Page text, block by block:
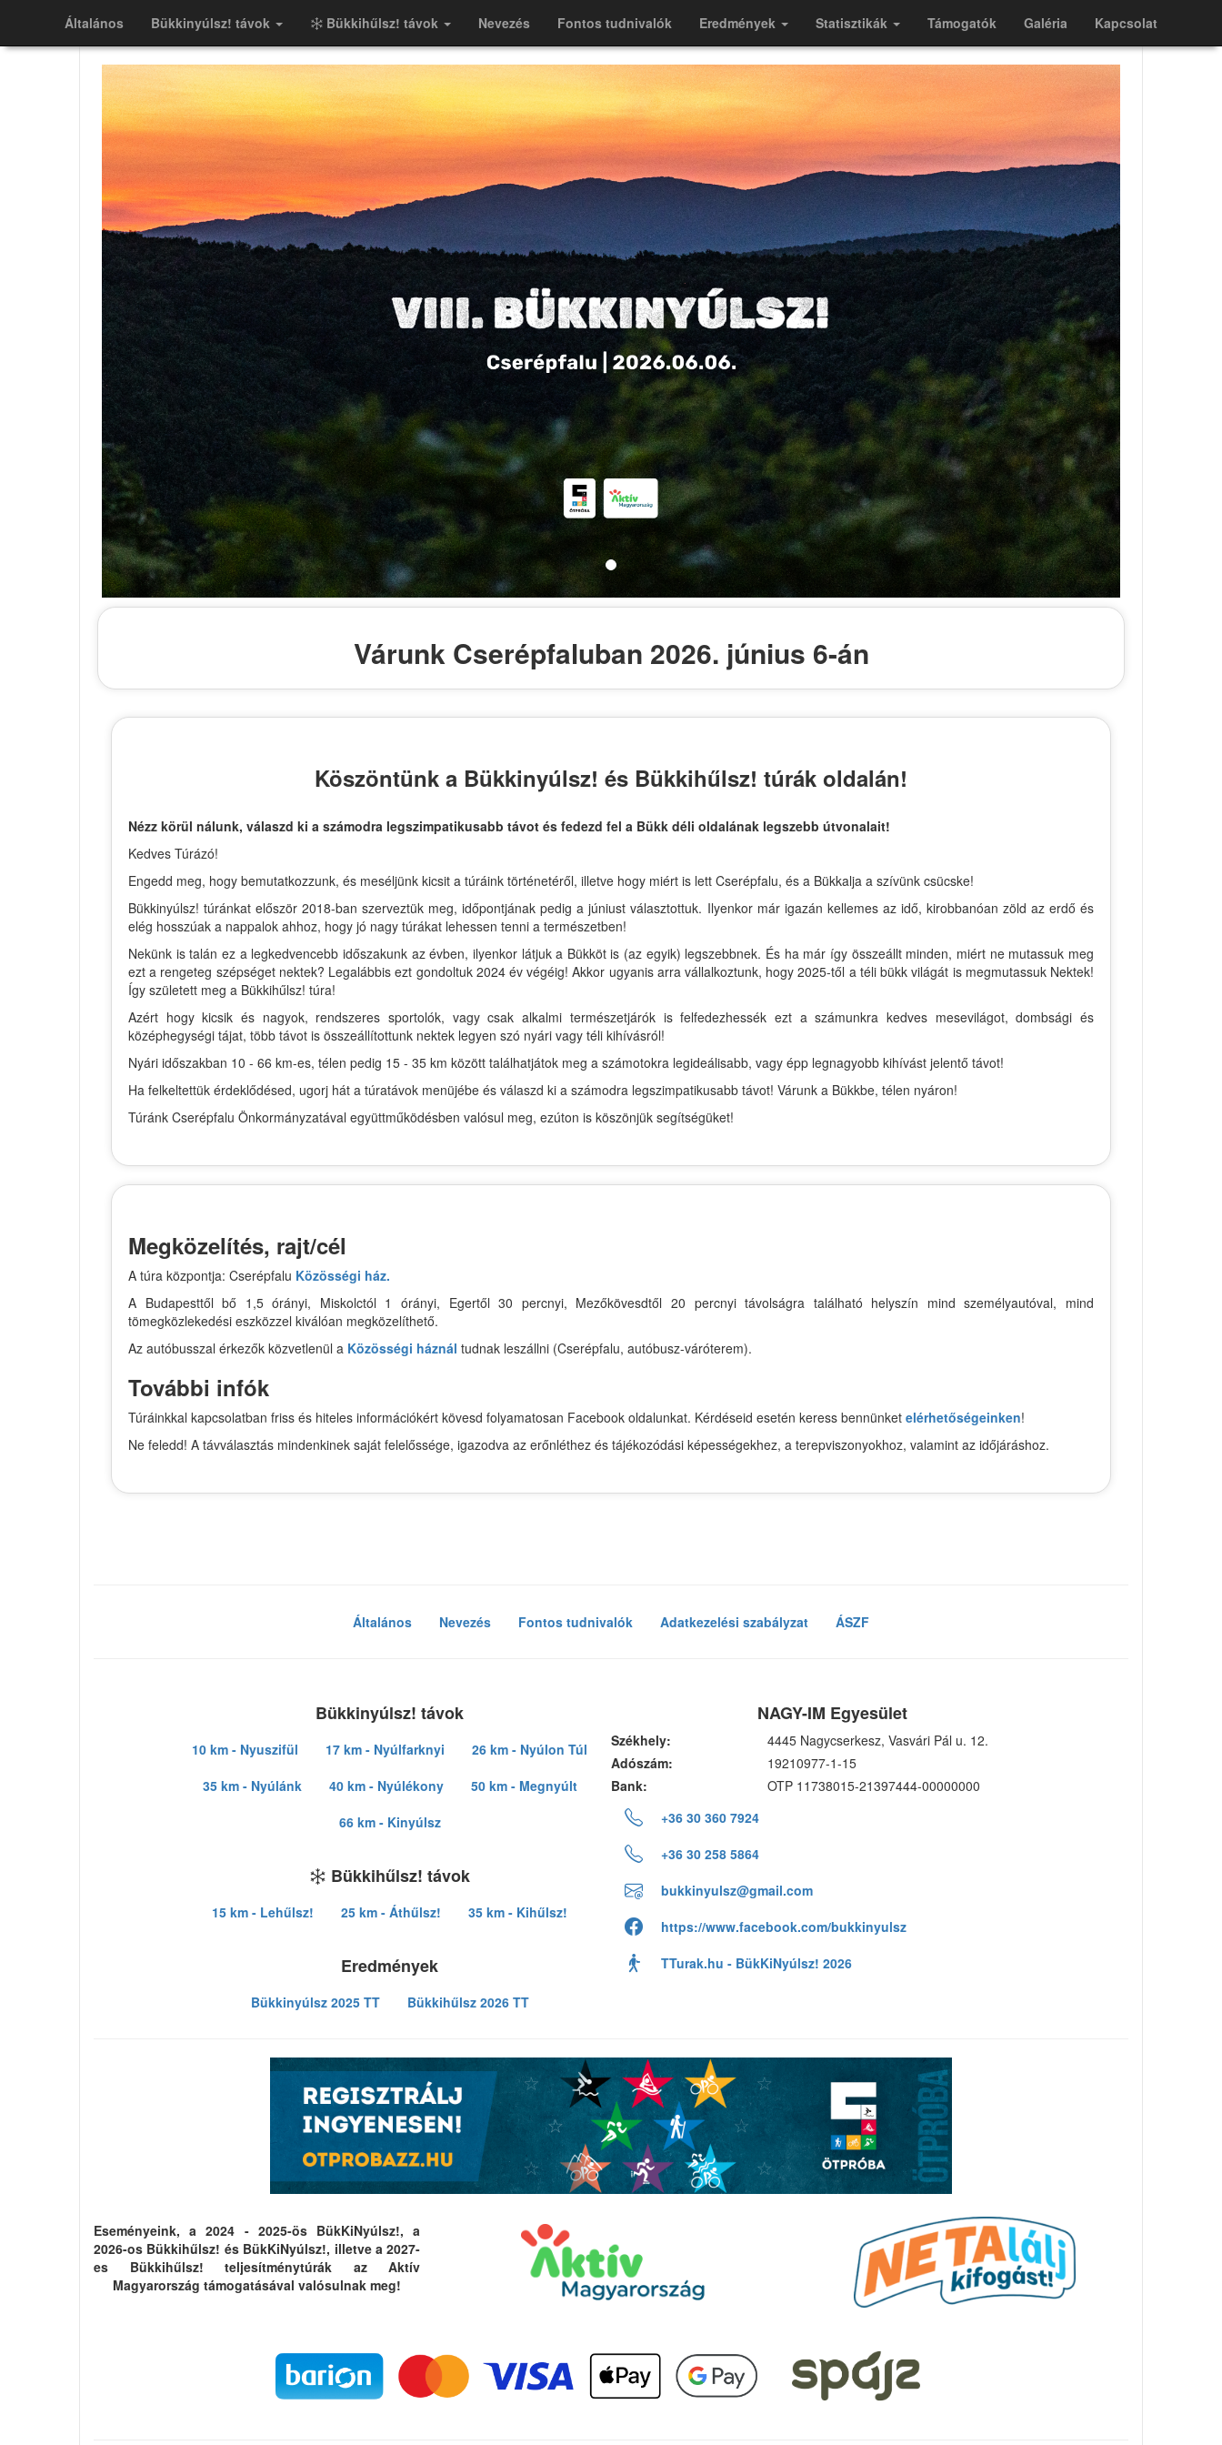
Általános Bükkinyúlsz! távok Bükkihűlsz! távok Nevezés Fontos tudnivalók Eredmények Statisztikák Támogatók Galéria Kapcsolat
Várunk Cserépfaluban 2026. június 6-án
Köszöntünk a Bükkinyúlsz! és Bükkihűlsz! túrák oldalán!
Nézz körül nálunk, válaszd ki a számodra legszimpatikusabb távot és fedezd fel a Bükk déli oldalának legszebb útvonalait!
Kedves Túrázó!
Engedd meg, hogy bemutatkozzunk, és meséljünk kicsit a túráink történetéről, illetve hogy miért is lett Cserépfalu, és a Bükkalja a szívünk csücske!
Bükkinyúlsz! túránkat először 2018-ban szerveztük meg, időpontjának pedig a júniust választottuk. Ilyenkor már igazán kellemes az idő, kirobbanóan zöld az erdő és
elég hosszúak a nappalok ahhoz, hogy jó nagy túrákat lehessen tenni a természetben!
Nekünk is talán ez a legkedvencebb időszakunk az évben, ilyenkor látjuk a Bükköt is (az egyik) legszebbnek. És ha már így összeállt minden, miért ne mutassuk meg
ezt a rengeteg szépséget nektek? Legalábbis ezt gondoltuk 2024 év végéig! Akkor ugyanis arra vállalkoztunk, hogy 2025-től a téli bükk világát is megmutassuk Nektek!
Így született meg a Bükkihűlsz! túra!
Azért hogy kicsik és nagyok, rendszeres sportolók, vagy csak alkalmi természetjárók is felfedezhessék ezt a számunkra kedves mesevilágot, dombsági és
középhegységi tájat, több távot is összeállítottunk nektek legyen szó nyári vagy téli kihívásról!
Nyári időszakban 10 - 66 km-es, télen pedig 15 - 35 km között találhatjátok meg a számotokra legideálisabb, vagy épp legnagyobb kihívást jelentő távot!
Ha felkeltettük érdeklődésed, ugorj hát a túratávok menüjébe és válaszd ki a számodra legszimpatikusabb távot! Várunk a Bükkbe, télen nyáron!
Túránk Cserépfalu Önkormányzatával együttműködésben valósul meg, ezúton is köszönjük segítségüket!
Megközelítés, rajt/cél
A túra központja: Cserépfalu Közösségi ház.
A Budapesttől bő 1,5 órányi, Miskolctól 1 órányi, Egertől 30 percnyi, Mezőkövesdtől 20 percnyi távolságra található helyszín mind személyautóval, mind
tömegközlekedési eszközzel kiválóan megközelíthető.
Az autóbusszal érkezők közvetlenül a Közösségi háznál tudnak leszállni (Cserépfalu, autóbusz-váróterem).
További infók
Túráinkkal kapcsolatban friss és hiteles információkért kövesd folyamatosan Facebook oldalunkat. Kérdéseid esetén keress bennünket elérhetőségeinken!
Ne feledd! A távválasztás mindenkinek saját felelőssége, igazodva az erőnléthez és tájékozódási képességekhez, a terepviszonyokhoz, valamint az időjáráshoz.
Általános Nevezés Fontos tudnivalók Adatkezelési szabályzat ÁSZF
Bükkinyúlsz! távok
10 km - Nyuszifül 17 km - Nyúlfarknyi
26 km - Nyúlon Túl
35 km - Nyúlánk
40 km - Nyúlékony
50 km - Megnyúlt
66 km - Kinyúlsz
Bükkihűlsz! távok
15 km - Lehűlsz! 25 km - Áthűlsz! 35 km - Kihűlsz!
Eredmények
Bükkinyúlsz 2025 TT Bükkihűlsz 2026 TT
NAGY-IM Egyesület
Székhely:
4445 Nagycserkesz, Vasvári Pál u. 12.
Adószám:
19210977-1-15
Bank:
OTP 11738015-21397444-00000000
+36 30 360 7924
+36 30 258 5864
bukkinyulsz@gmail.com
https://www.facebook.com/bukkinyulsz
TTurak.hu - BükKiNyúlsz! 2026
Eseményeink, a 2024 - 2025-ös BükKiNyúlsz!, a
2026-os Bükkihűlsz! és BükKiNyúlsz!, illetve a 2027-
es Bükkihűlsz! teljesítménytúrák az Aktív
Magyarország támogatásával valósulnak meg!